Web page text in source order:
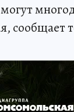
сообщает